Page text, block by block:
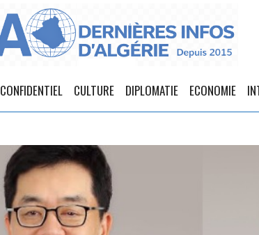
CONFIDENTIEL CULTURE DIPLOMATIE ECONOMIE